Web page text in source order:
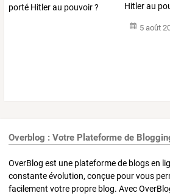
Hitler au
5 août
Overblog : Votre Plateforme de
OverBlog est une plateforme de blogs en
constante évolution, conçue pour vous
facilement votre propre blog. Avec